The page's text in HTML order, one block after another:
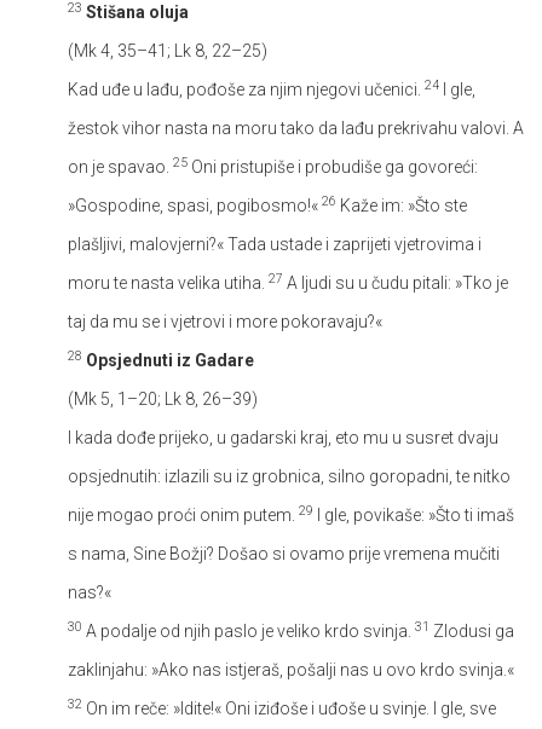
23 Stišana oluja
(Mk 4, 35–41; Lk 8, 22–25)
Kad uđe u lađu, pođoše za njim njegovi učenici. 24
I gle,
žestok vihor nasta na moru tako da lađu prekrivahu valovi. A
on je spavao. 25 Oni pristupiše i probudiše ga govoreći:
»Gospodine, spasi, pogibosmo!« 26 Kaže im: »Što ste
plašljivi, malovjerni?« Tada ustade i zaprijeti vjetrovima i
moru te nasta velika utiha. 27 A ljudi su u čudu pitali: »Tko je
taj da mu se i vjetrovi i more pokoravaju?«
28 Opsjednuti iz Gadare
(Mk 5, 1–20; Lk 8, 26–39)
I kada dođe prijeko, u gadarski kraj, eto mu u susret dvaju
opsjednutih: izlazili su iz grobnica, silno goropadni, te nitko
nije mogao proći onim putem. 29
I gle, povikaše: »Što ti imaš
s nama, Sine Božji? Došao si ovamo prije vremena mučiti
nas?«
30 A podalje od njih paslo je veliko krdo svinja. 31 Zlodusi ga
zaklinjahu: »Ako nas istjeraš, pošalji nas u ovo krdo svinja.«
32 On im reče: »Idite!« Oni iziđoše i uđoše u svinje. I gle, sve